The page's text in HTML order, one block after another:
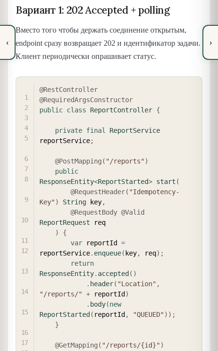
‹
Вариант 1: 202 Accepted + polling
Вместо того чтобы держать соединение открытым,
endpoint сразу возвращает 202 и идентификатор задачи.
Клиент периодически опрашивает статус.
@RestController
@RequiredArgsConstructor
public class ReportController {
private final
ReportService
reportService;
@PostMapping ( "/reports")
public
ResponseEntity<ReportStarted> start (
@RequestHeader( "Idempotency-
Key") String key,
@RequestBody @Valid
ReportRequest req
)
{
var reportId =
reportService. enqueue( key, req) ;
return
ResponseEntity. accepted ( )
. header( "Location" ,
"/reports/" + reportId )
. body(new
ReportStarted ( reportId , "QUEUED") ) ;
}
@GetMapping ( "/reports/{id}")
›